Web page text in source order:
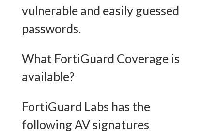
vulnerable and easily guessed
passwords.
What FortiGuard Coverage is
available?
FortiGuard Labs has the
following AV signatures